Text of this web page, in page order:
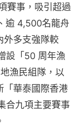
賽事，吸引超過
逾 4,500名龍舟
外多支強隊較
設「50 周年漁
漁民組隊，以
「華泰國際香港
合九項主要賽事